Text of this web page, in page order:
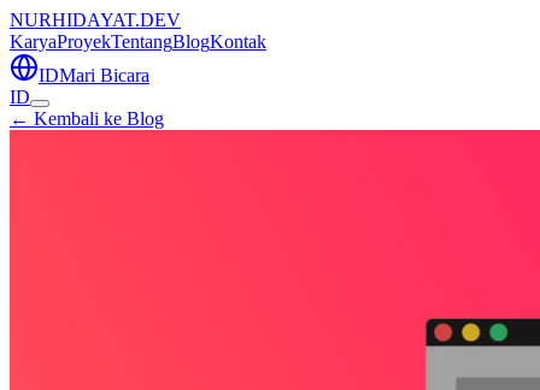
NURHIDAYAT.DEV
KaryaProyekTentangBlogKontak
IDMari Bicara
ID
← Kembali ke Blog